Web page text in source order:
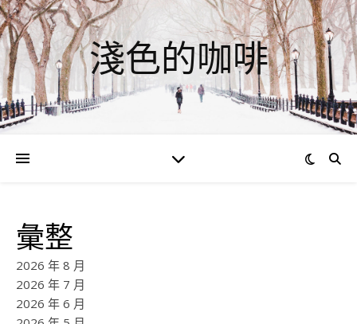
淺色的咖啡
彙整
2026 年 8 月
2026 年 7 月
2026 年 6 月